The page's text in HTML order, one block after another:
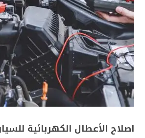
اصلاح الأعطال الكهربائية